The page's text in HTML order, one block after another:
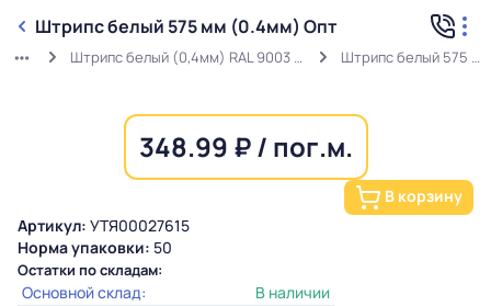
Штрипс белый 575 мм (0.4мм) Опт
Штрипс белый (0,4мм) RAL 9003 ГОСТ в защитной пленке Штрипс белый 575 мм (0.4мм) Опт
348.99 ₽ / пог.м.
В корзину
Артикул: УТЯ00027615
Норма упаковки: 50
Остатки по складам:
Основной склад:
В наличии